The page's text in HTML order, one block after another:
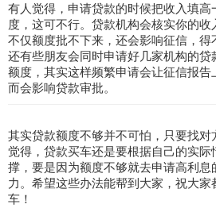
有人觉得，申请贷款的时候把收入填
度，这可不行。贷款机构会核实你的收
不仅额度批不下来，还会影响征信，得
还有些朋友会同时申请好几家机构的
额度，其实这样频繁申请会让征信报告
而会影响贷款审批。
其实贷款额度不够并不可怕，只要找
觉得，贷款买车还是要根据自己的实
撑，要是因为额度不够就去申请高利
力。希望这些办法能帮到大家，祝大
车！